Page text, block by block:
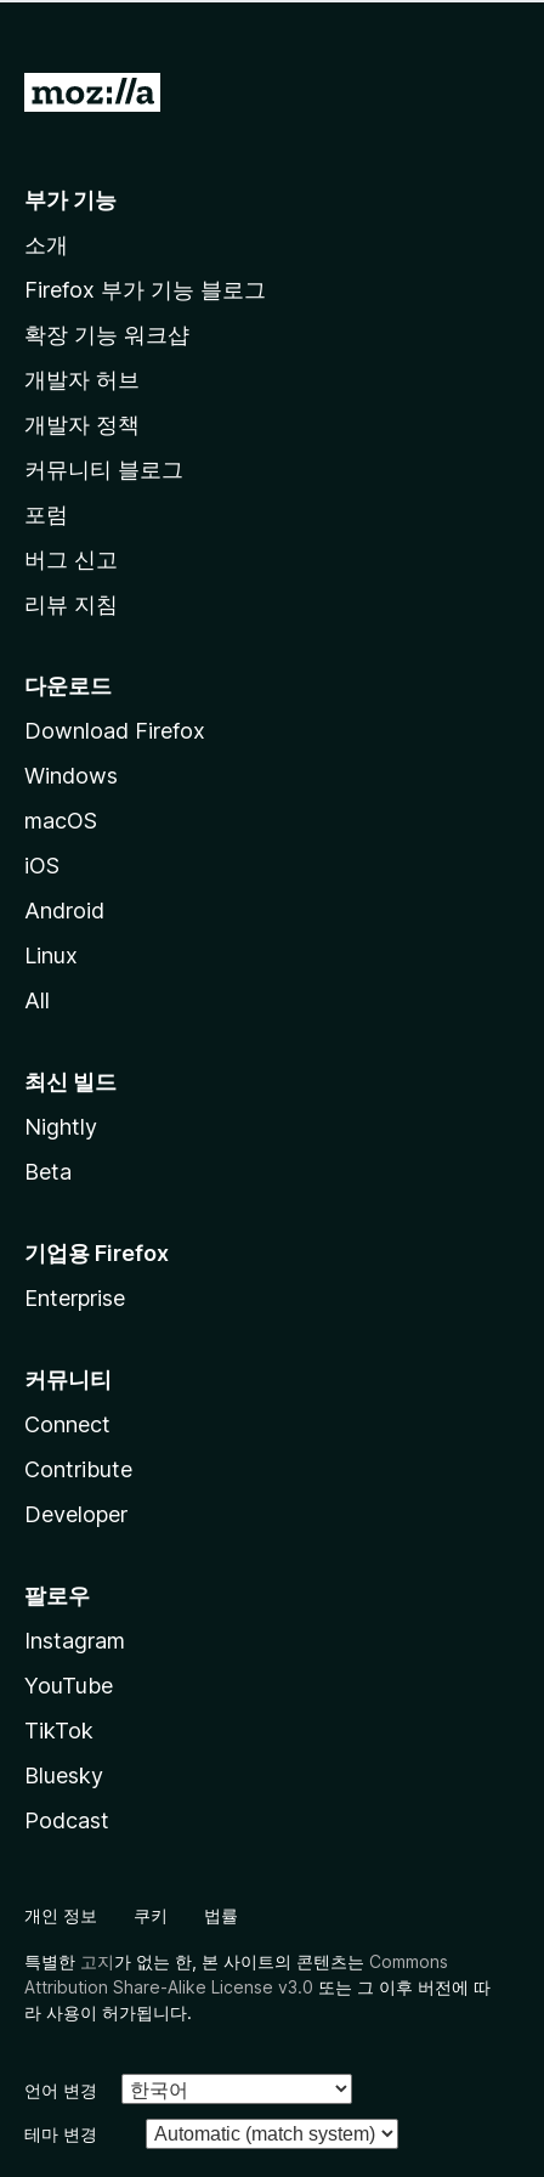
점
습
니
M
l
a
페
이
지
이
동
부가 기능
소개
Firefox 부가 기능 블로그
확장 기능 워크샵
개발자 허브
개발자 정책
커뮤니티 블로그
포럼
버그 신고
리뷰 지침
다운로드
Download Firefox
Windows
macOS
iOS
Android
Linux
All
최신 빌드
Nightly
Beta
기업용 Firefox
Enterprise
커뮤니티
Connect
Contribute
Developer
팔로우
Instagram
YouTube
TikTok
Bluesky
Podcast
개인 정보 쿠키 법률
특별한 고지가 없는 한, 본 사이트의 콘텐츠는 Commons
Attribution Share-Alike License v3.0 또는 그 이후 버전에 따
라 사용이 허가됩니다.
언어 변경
테마 변경